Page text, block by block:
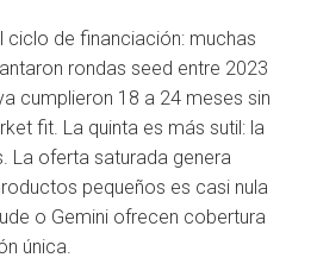
ciclo de financiación: muchas
rondas seed entre 2023
cumplieron 18 a 24 meses sin
fit. La quinta es más sutil: la
La oferta saturada genera
pequeños es casi nula
o Gemini ofrecen cobertura
única.